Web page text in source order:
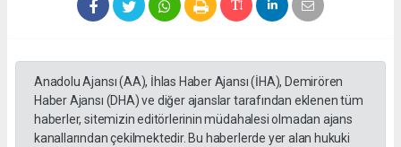
Anadolu Ajansı (AA), İhlas Haber Ajansı (İHA), Demirören
Haber Ajansı (DHA) ve diğer ajanslar tarafından eklenen tüm
haberler, sitemizin editörlerinin müdahalesi olmadan ajans
kanallarından çekilmektedir. Bu haberlerde yer alan hukuki